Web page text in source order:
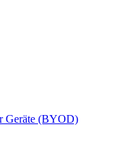
Geräte (BYOD)